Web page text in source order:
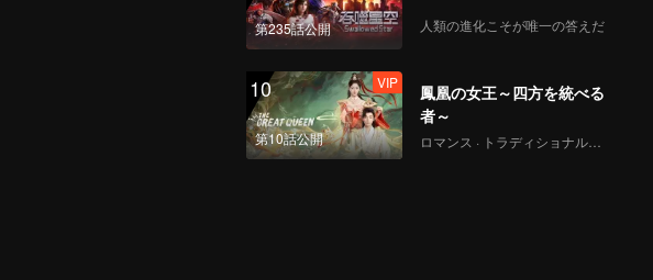
第235話公開 人類の進化こそが唯一の答えだ
10
第10話公開
VIP
鳳凰の女王～四方を統べる
者～
ロマンス · トラディショナル・コスチューム · ファンタジー